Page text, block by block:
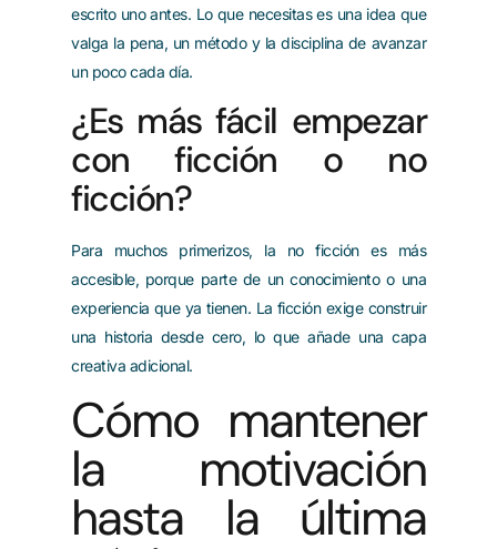
escrito uno antes. Lo que necesitas es una idea que
valga la pena, un método y la disciplina de avanzar
un poco cada día.
¿Es más fácil empezar
con ficción o no
ficción?
Para muchos primerizos, la no ficción es más
accesible, porque parte de un conocimiento o una
experiencia que ya tienen. La ficción exige construir
una historia desde cero, lo que añade una capa
creativa adicional.
Cómo mantener
la motivación
hasta la última